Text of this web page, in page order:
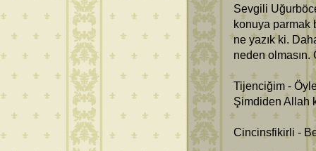
Sevgili
konuya parmak
ne yazık ki.
neden
Tijenciğim -
Şimdiden Allah
Cincinsfikirli -